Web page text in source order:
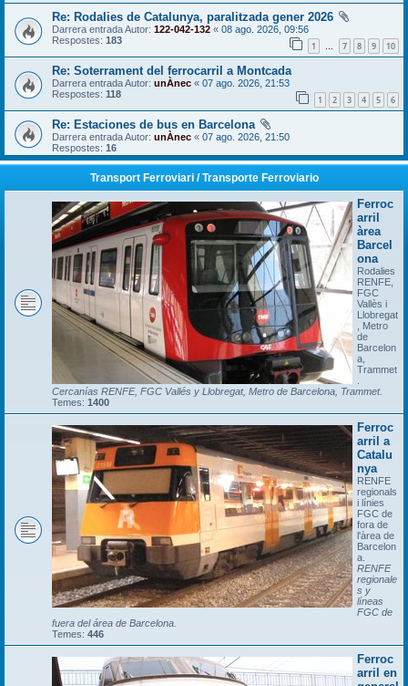
Re: Rodalies de Catalunya, paralitzada gener 2026
Darrera entrada Autor: 122-042-132 « 08 ago. 2026, 09:56
Respostes: 183 1 … 7 8 9 10
Re: Soterrament del ferrocarril a Montcada
Darrera entrada Autor: unÀnec « 07 ago. 2026, 21:53
Respostes: 118 1 2 3 4 5 6
Re: Estaciones de bus en Barcelona
Darrera entrada Autor: unÀnec « 07 ago. 2026, 21:50
Respostes: 16
Transport Ferroviari / Transporte Ferroviario
Ferroc
arril
àrea
Barcel
ona
Rodalies
RENFE,
FGC
Vallès i
Llobregat
, Metro
de
Barcelon
a,
Trammet
Cercanías RENFE, FGC Vallés y Llobregat, Metro de Barcelona, Trammet.
Temes: 1400
Ferroc
arril a
Catalu
nya
RENFE
regionals
i línies
FGC de
fora de
l'àrea de
Barcelon
a.
RENFE
regionale
s y
líneas
FGC de
fuera del área de Barcelona.
Temes: 446
Ferroc
arril en